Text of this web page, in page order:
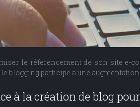
le référencement de son site e-
blogging participe à une
à la création de blog